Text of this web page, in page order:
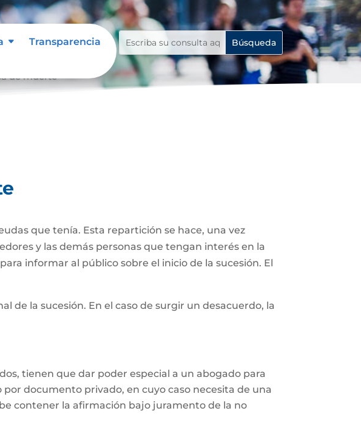
Transparencia
que tenía. Esta repartición se hace, una vez
y las demás personas que tengan interés en la
informar al público sobre el inicio de la sucesión. El
de la sucesión. En el caso de surgir un desacuerdo, la
tienen que dar poder especial a un abogado para
documento privado, en cuyo caso necesita de una
contener la afirmación bajo juramento de la no